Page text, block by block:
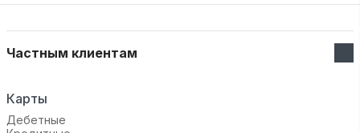
Частным клиентам
Карты
Дебетные